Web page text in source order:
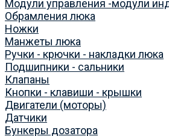
Модули управления -модули
Обрамления люка
Ножки
Манжеты люка
Ручки - крючки - накладки люка
Подшипники - сальники
Клапаны
Кнопки - клавиши - крышки
Двигатели (моторы)
Датчики
Бункеры дозатора